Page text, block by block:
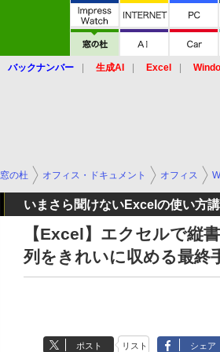
バックナンバー 生成AI Excel
窓の杜 オフィス・ドキュメント オフィス
いまさら聞けないExcelの使い方
【Excel】エクセルで縦
列をきれいに収める最終
ポスト リスト シェア